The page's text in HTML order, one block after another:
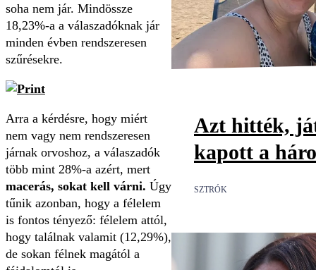
soha nem jár. Mindössze
18,23%-a a válaszadóknak jár
minden évben rendszeresen
szűrésekre.
Arra a kérdésre, hogy miért
nem vagy nem rendszeresen
járnak orvoshoz, a válaszadók
több mint 28%-a azért, mert
macerás, sokat kell várni. Úgy
tűnik azonban, hogy a félelem
is fontos tényező: félelem attól,
hogy találnak valamit (12,29%),
de sokan félnek magától a
Azt hitték,
kapott a
SZTRÓK